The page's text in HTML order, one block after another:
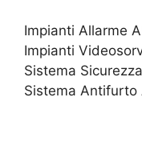
Impianti Allarme
Impianti
Sistema
Sistema Antifurto